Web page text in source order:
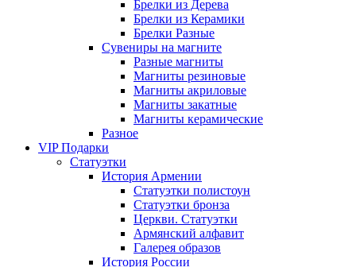
Брелки из Дерева
Брелки из Керамики
Брелки Разные
Сувениры на магните
Разные магниты
Магниты резиновые
Магниты акриловые
Магниты закатные
Магниты керамические
Разное
VIP Подарки
Статуэтки
История Армении
Статуэтки полистоун
Статуэтки бронза
Церкви. Статуэтки
Армянский алфавит
Галерея образов
История России